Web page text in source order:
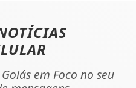
em Foco no seu